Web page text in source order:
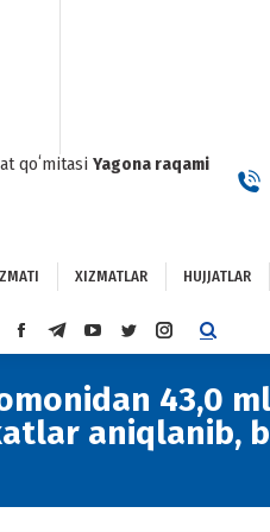
qoʻmitasi Yagona raqami
XIZMATLAR HUJJATLAR
FACEBOOK
IN
NEW
TELEGRAM
OPENS
IN
NEW
YOUTUBE
OPENS
IN
NEW
TWITTER
OPENS
IN
NEW
INSTAGRAM
OPENS
IN
NEW
43,0
aniqlanib,